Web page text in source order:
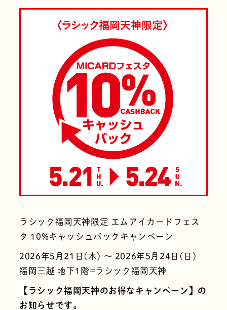
ラシック福岡天神限定 エムアイカードフェス
タ 10%キャッシュバックキャンペーン
2026年5月21日(木) 〜 2026年5月24日(日)
福岡三越 地下1階=ラシック福岡天神
【ラシック福岡天神のお得なキャンペーン】の
お知らせです。